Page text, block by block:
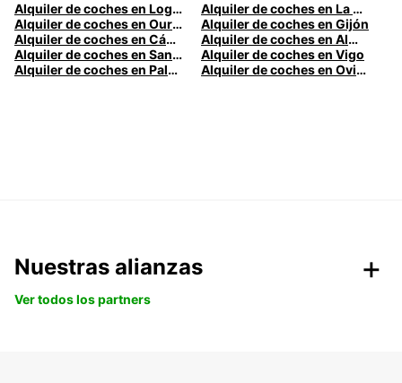
Alquiler de coches en Logroño
Alquiler de coches en La Coruña
Alquiler de coches en Ourense
Alquiler de coches en Gijón
Alquiler de coches en Cádiz
Alquiler de coches en Almería
Alquiler de coches en Santander
Alquiler de coches en Vigo
Alquiler de coches en Palma
Alquiler de coches en Oviedo
Nuestras alianzas
Ver todos los partners